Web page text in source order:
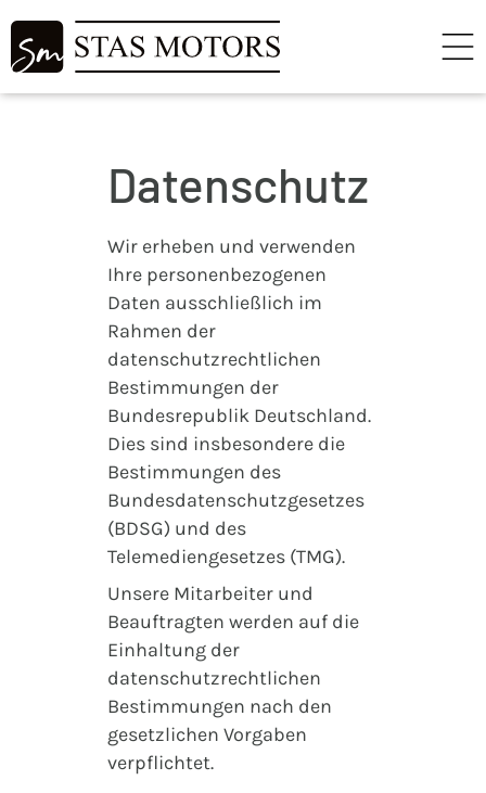
Datenschutz
Wir erheben und verwenden
Ihre personenbezogenen
Daten ausschließlich im
Rahmen der
datenschutzrechtlichen
Bestimmungen der
Bundesrepublik Deutschland.
Dies sind insbesondere die
Bestimmungen des
Bundesdatenschutzgesetzes
(BDSG) und des
Telemediengesetzes (TMG).
Unsere Mitarbeiter und
Beauftragten werden auf die
Einhaltung der
datenschutzrechtlichen
Bestimmungen nach den
gesetzlichen Vorgaben
verpflichtet.